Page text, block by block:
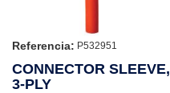
Referencia: P532951
CONNECTOR SLEEVE,
3-PLY